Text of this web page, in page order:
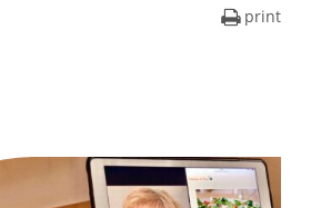
print